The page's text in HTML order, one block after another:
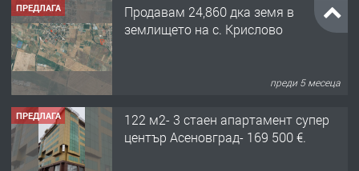
ПРЕДЛАГА
Продавам 24,860 дка земя в
землището на с. Крислово
преди 5 месеца
ПРЕДЛАГА
122 м2- 3 стаен апартамент супер
център Асеновград- 169 500 €.